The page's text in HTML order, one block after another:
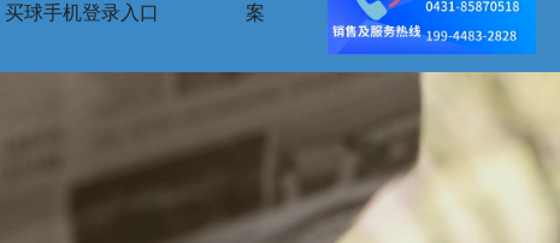
买球手机登录入口 案例展示 荣誉资质